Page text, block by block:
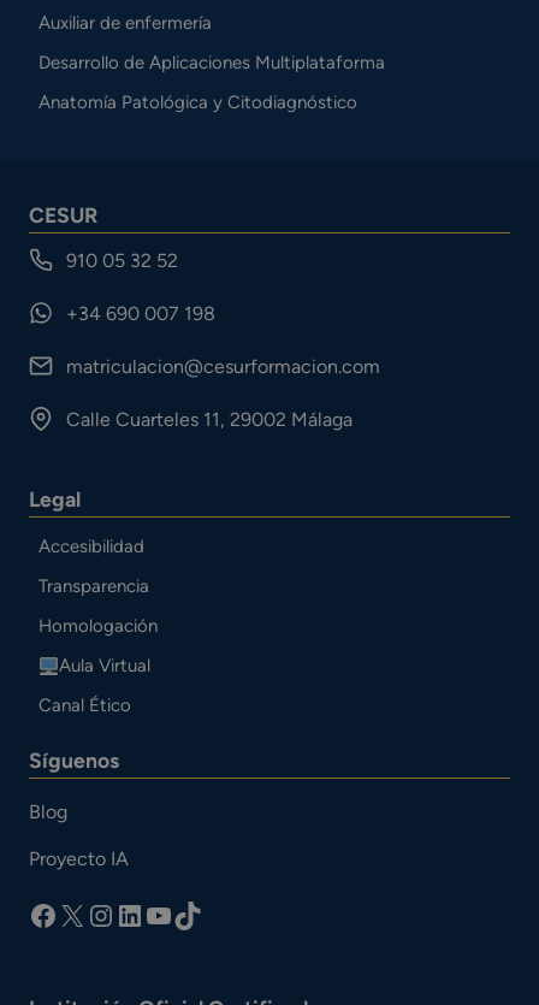
Auxiliar de enfermería
Desarrollo de Aplicaciones Multiplataforma
Anatomía Patológica y Citodiagnóstico
CESUR
910 05 32 52
+34 690 007 198
matriculacion@cesurformacion.com
Calle Cuarteles 11, 29002 Málaga
Legal
Accesibilidad
Transparencia
Homologación
Aula Virtual
Canal Ético
Síguenos
Blog
Proyecto IA
facebook
X Instagram
LinkedIn
YouTube
TikTok